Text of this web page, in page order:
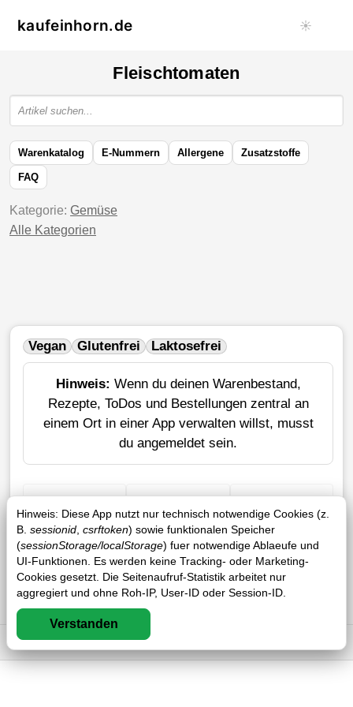
kaufeinhorn.de ☀️
Hinweis: Diese App nutzt nur technisch notwendige Cookies (z.
B. sessionid csrftoken) sowie funktionalen Speicher
(sessionStorage/localStorage) fuer notwendige Ablaeufe und
UI-Funktionen. Es werden keine Tracking- oder Marketing-
Cookies gesetzt. Die Seitenaufruf-Statistik arbeitet nur
aggregiert und ohne Roh-IP, User-ID oder Session-ID.
Verstanden
Fleischtomaten
Warenkatalog E-Nummern Allergene Zusatzstoffe
FAQ
Kategorie: Gemüse
Alle Kategorien
Vegan Glutenfrei Laktosefrei
Hinweis: Wenn du deinen Warenbestand,
Rezepte, ToDos und Bestellungen zentral an
einem Ort in einer App verwalten willst, musst
du angemeldet sein.
+ Einkauf Verlustrechner Sticker erstellen
Impressum